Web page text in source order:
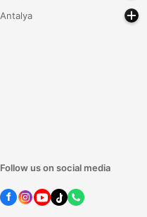
Antalya
Follow us on social media